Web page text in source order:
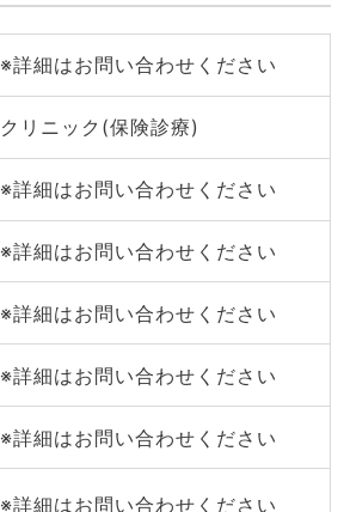
※詳細はお問い合わせください
クリニック(保険診療)
※詳細はお問い合わせください
※詳細はお問い合わせください
※詳細はお問い合わせください
※詳細はお問い合わせください
※詳細はお問い合わせください
※詳細はお問い合わせください